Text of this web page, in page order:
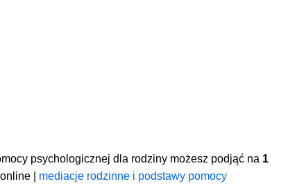
psychologicznej dla rodziny możesz podjąć na 1
| mediacje rodzinne i podstawy pomocy